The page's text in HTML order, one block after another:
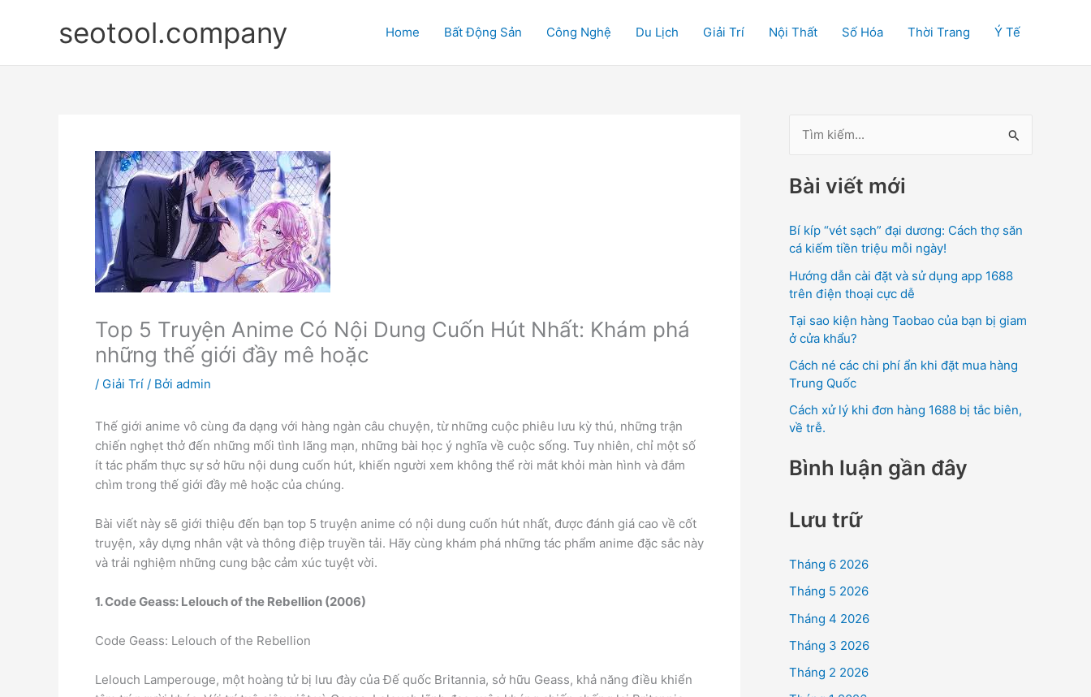
dung
seotool.company Home Bất Động Sản Công Nghệ Du Lịch Giải Trí Nội Thất Số Hóa Thời Trang Ý Tế
Top 5 Truyện Anime Có Nội Dung Cuốn Hút Nhất: Khám phá
những thế giới đầy mê hoặc
/ Giải Trí / Bởi admin
Thế giới anime vô cùng đa dạng với hàng ngàn câu chuyện, từ những cuộc phiêu lưu kỳ thú, những trận
chiến nghẹt thở đến những mối tình lãng mạn, những bài học ý nghĩa về cuộc sống. Tuy nhiên, chỉ một số
ít tác phẩm thực sự sở hữu nội dung cuốn hút, khiến người xem không thể rời mắt khỏi màn hình và đắm
chìm trong thế giới đầy mê hoặc của chúng.
Bài viết này sẽ giới thiệu đến bạn top 5 truyện anime có nội dung cuốn hút nhất, được đánh giá cao về cốt
truyện, xây dựng nhân vật và thông điệp truyền tải. Hãy cùng khám phá những tác phẩm anime đặc sắc này
và trải nghiệm những cung bậc cảm xúc tuyệt vời.
1. Code Geass: Lelouch of the Rebellion (2006)
Code Geass: Lelouch of the Rebellion
Lelouch Lamperouge, một hoàng tử bị lưu đày của Đế quốc Britannia, sở hữu Geass, khả năng điều khiển
m
i
m
Bài viết mới
Bí kíp “vét sạch” đại dương: Cách thợ săn
cá kiếm tiền triệu mỗi ngày!
Hướng dẫn cài đặt và sử dụng app 1688
trên điện thoại cực dễ
Tại sao kiện hàng Taobao của bạn bị giam
ở cửa khẩu?
Cách né các chi phí ẩn khi đặt mua hàng
Trung Quốc
Cách xử lý khi đơn hàng 1688 bị tắc biên,
về trễ.
Bình luận gần đây
Lưu trữ
Tháng 6 2026
Tháng 5 2026
Tháng 4 2026
Tháng 3 2026
Tháng 2 2026